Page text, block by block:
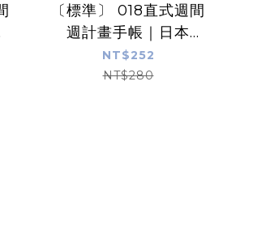
〔標準〕 018直式週間
週計畫手帳｜日本
Traveler’s Notebook
NT$252
NT$280